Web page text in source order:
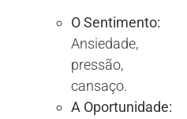
O Sentimento:
Ansiedade,
pressão,
cansaço.
A Oportunidade: